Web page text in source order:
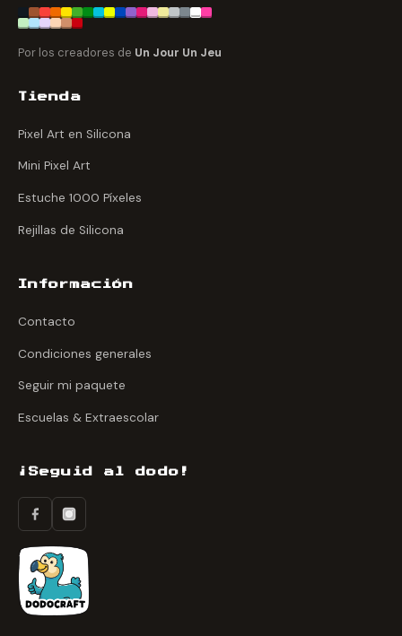
Por los creadores de Un Jour Un Jeu
Tienda
Pixel Art en Silicona
Mini Pixel Art
Estuche 1000 Píxeles
Rejillas de Silicona
Información
Contacto
Condiciones generales
Seguir mi paquete
Escuelas & Extraescolar
¡Seguid al dodo!